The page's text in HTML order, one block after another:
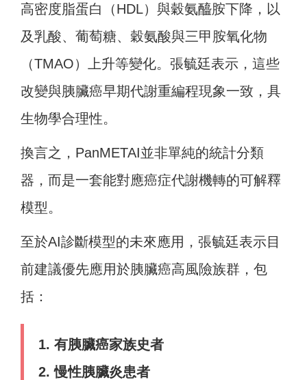
高密度脂蛋白（HDL）與穀氨醯胺下降，以
及乳酸、葡萄糖、穀氨酸與三甲胺氧化物
（TMAO）上升等變化。張毓廷表示，這些
改變與胰臟癌早期代謝重編程現象一致，具
生物學合理性。
換言之，PanMETAI並非單純的統計分類
器，而是一套能對應癌症代謝機轉的可解釋
模型。
至於AI診斷模型的未來應用，張毓廷表示目
前建議優先應用於胰臟癌高風險族群，包
括：
1. 有胰臟癌家族史者
2. 慢性胰臟炎患者